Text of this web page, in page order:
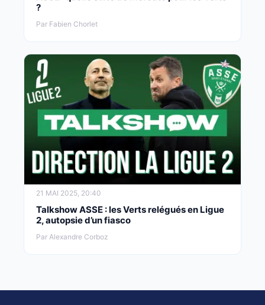
?
Par Fabien Chorlet
21 MAI 2025, 20:40
Talkshow ASSE : les Verts relégués en Ligue
2, autopsie d’un fiasco
Par Alexandre Corboz